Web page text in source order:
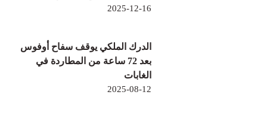
2025-12-16
الدرك الملكي يوقف سفاح أوفوس
بعد 72 ساعة من المطاردة في
الغابات
2025-08-12